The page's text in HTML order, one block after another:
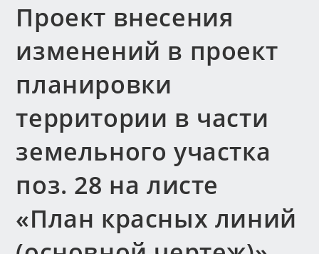
Проект внесения
изменений в проект
планировки
территории в части
земельного участка
поз. 28 на листе
«План красных линий